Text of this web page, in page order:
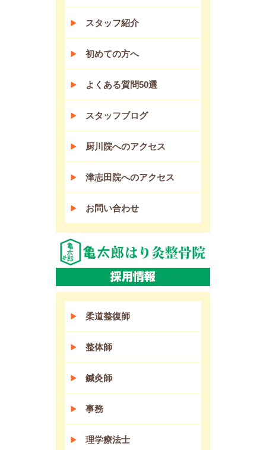
スタッフ紹介
初めての方へ
よくある質問50選
スタッフブログ
厨川院へのアクセス
津志田院へのアクセス
お問い合わせ
柔道整復師
整体師
鍼灸師
事務
理学療法士